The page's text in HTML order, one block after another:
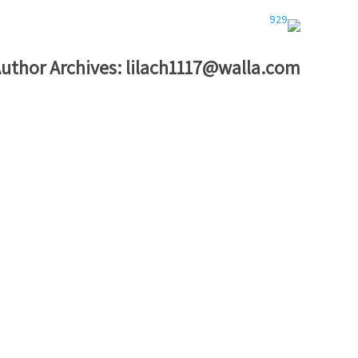
Archives: lilach1117@walla.com